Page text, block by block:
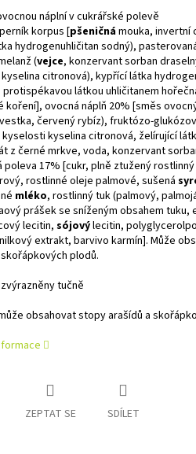
náplní v cukrářské polevě
perník korpus [pšeničnámouka, invertní
hydrogenuhličitan sodný),
(vejce, konzervant sorban
citronová), kypřící látka
protispékavou látkou uhličitanem
koření], ovocná náplň 20% [směs
červený rybíz), fruktózo-
kyselina citronová, želírující
z černé mrkve, voda, konzervant
poleva 17% [cukr, plně ztužený
rostlinné oleje palmové, sušená
mléko, rostlinný tuk (palmový,
prášek se sníženým obsahem tuku,
lecitin,sójovýlecitin,
extrakt, barvivo karmín]. Může
plodů.
tučně
obsahovat stopy arašídů a
ZEPTAT SE SDÍLET